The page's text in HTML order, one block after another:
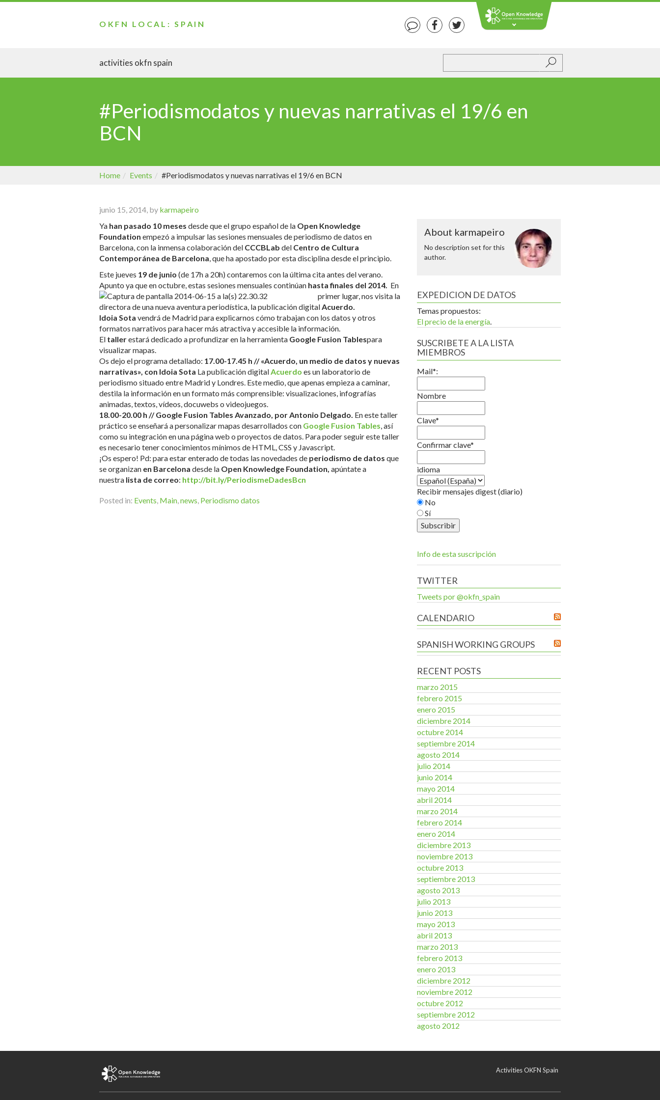
OKFN LOCAL: SPAIN
activities okfn spain Submit
#Periodismodatos y nuevas narrativas el 19/6 en
BCN
Home Events #Periodismodatos y nuevas narrativas el 19/6 en BCN
junio 15, 2014, by karmapeiro
Ya han pasado 10 meses desde que el grupo español de la Open Knowledge
Foundation empezó a impulsar las sesiones mensuales de periodismo de datos en
Barcelona, con la inmensa colaboración del CCCBLab del Centro de Cultura
Contemporánea de Barcelona, que ha apostado por esta disciplina desde el principio.
Este jueves 19 de junio (de 17h a 20h) contaremos con la última cita antes del verano.
Apunto ya que en octubre, estas sesiones mensuales continúan hasta finales del 2014. En
primer lugar, nos visita la
directora de una nueva aventura periodística, la publicación digitalAcuerdo.
Idoia Sota vendrá de Madrid para explicarnos cómo trabajan con los datos y otros
formatos narrativos para hacer más atractiva y accesible la información.
El tallerestará dedicado a profundizar en la herramienta Google Fusion Tablespara
visualizar mapas.
Os dejo el programa detallado: 17.00-17.45 h // «Acuerdo, un medio de datos y nuevas
narrativas», con Idoia Sota La publicación digitalAcuerdo es un laboratorio de
periodismo situado entre Madrid y Londres. Este medio, que apenas empieza a caminar,
destila la información en un formato más comprensible: visualizaciones, infografías
animadas, textos, vídeos,docuwebs o videojuegos.
18.00-20.00 h // Google Fusion Tables Avanzado, por Antonio Delgado. En este taller
práctico se enseñará a personalizar mapas desarrollados con Google Fusion Tables, así
como su integración en una página web o proyectos de datos. Para poder seguir este taller
es necesario tener conocimientos mínimos de HTML, CSS y Javascript.
¡Os espero! Pd: para estar enterado de todas las novedades de periodismo de datos que
se organizan en Barcelona desde la Open Knowledge Foundation, apúntate a
nuestra lista de correo: http://bit.ly/PeriodismeDadesBcn
Posted in: Events, Main,news, Periodismo datos
About karmapeiro
No description set for this
author.
EXPEDICION DE DATOS
Temas propuestos:
El precio de la energía.
SUSCRIBETE A LA LISTA
MIEMBROS
Mail*:
Nombre
Clave*
Confirmar clave*
idioma
Recibir mensajes digest (diario)
No
Sí
Info de esta suscripción
TWITTER
Tweets por @okfn_spain
CALENDARIO
SPANISH WORKING GROUPS
RECENT POSTS
marzo 2015
febrero 2015
enero 2015
diciembre 2014
octubre 2014
septiembre 2014
agosto 2014
julio 2014
junio 2014
mayo 2014
abril 2014
marzo 2014
febrero 2014
enero 2014
diciembre 2013
noviembre 2013
octubre 2013
septiembre 2013
agosto 2013
julio 2013
junio 2013
mayo 2013
abril 2013
marzo 2013
febrero 2013
enero 2013
diciembre 2012
noviembre 2012
octubre 2012
septiembre 2012
agosto 2012
Activities OKFN Spain